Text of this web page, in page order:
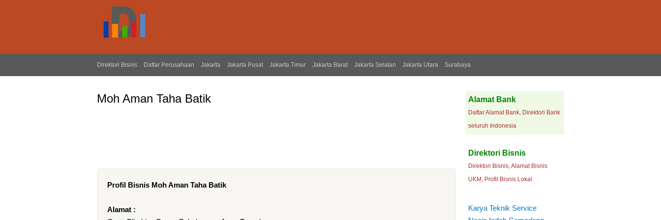
Direktori Bisnis Daftar Perusahaan Jakarta Jakarta Pusat Jakarta Timur Jakarta Barat Jakarta Selatan Jakarta Utara Surabaya
Moh Aman Taha Batik
Profil Bisnis Moh Aman Taha Batik
Alamat :
Alamat Bank
Daftar Alamat Bank, Direktori Bank
seluruh Indonesia
Direktori Bisnis
Direktori Bisnis, Alamat Bisnis
UKM, Profil Bisnis Lokal.
Karya Teknik Service